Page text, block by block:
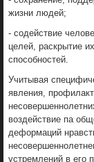
жизни людей;
- содействие
целей, раскрытие
способностей.
Учитывая
явления,
воздействие па
деформаций
устремлений в его